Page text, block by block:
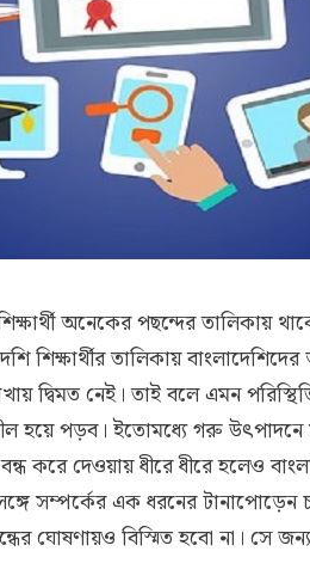
অনেকের পছন্দের তালিকায়
শিক্ষার্থীর তালিকায়
দ্বিমত নেই। তাই বলে এমন
হয়ে পড়ব। ইতোমধ্যে গরু
করে দেওয়ায় ধীরে ধীরে হলেও
সঙ্গে সম্পর্কের এক ধরনের
ঘোষণায়ও বিস্মিত হবো না। সে